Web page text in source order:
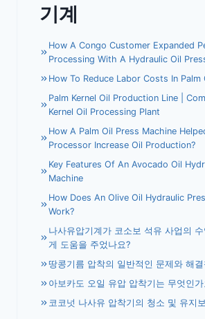
기계
How A Congo Customer Expanded
Processing With A Hydraulic Oil
How To Reduce Labor Costs In Palm
Palm Kernel Oil Production Line |
Kernel Oil Processing Plant
How A Palm Oil Press Machine
Processor Increase Oil Production?
Key Features Of An Avocado Oil
Machine
How Does An Olive Oil Hydraulic
Work?
나사유압기계가 코소보 석유 사업의
게 도움을 주었나요?
땅콩기름 압착의 일반적인 문제와 해결
아보카도 오일 유압 압착기는 무엇인가
코코넛 나사유 압착기의 청소 및 유지